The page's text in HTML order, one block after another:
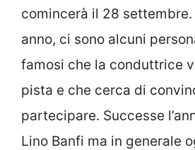
comincerà il 28 settembre.
anno, ci sono alcuni
famosi che la conduttrice
pista e che cerca di
partecipare. Successe
Lino Banfi ma in generale